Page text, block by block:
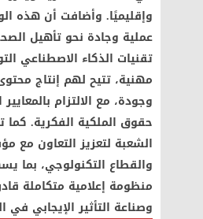
وإقليميًا. وأضافت أن هذه
عملية وجادة نحو تأهيل
تقنيات الذكاء الاصطناعي
مهنية، تتيح لهم إنتاج
وجودة، مع الالتزام
حقوق الملكية الفكرية.
الشعبة لتعزيز التعاون مع
والقطاع التكنولوجي، بما
منظومة إعلامية متكاملة
وصناعة التأثير الإيجابي في